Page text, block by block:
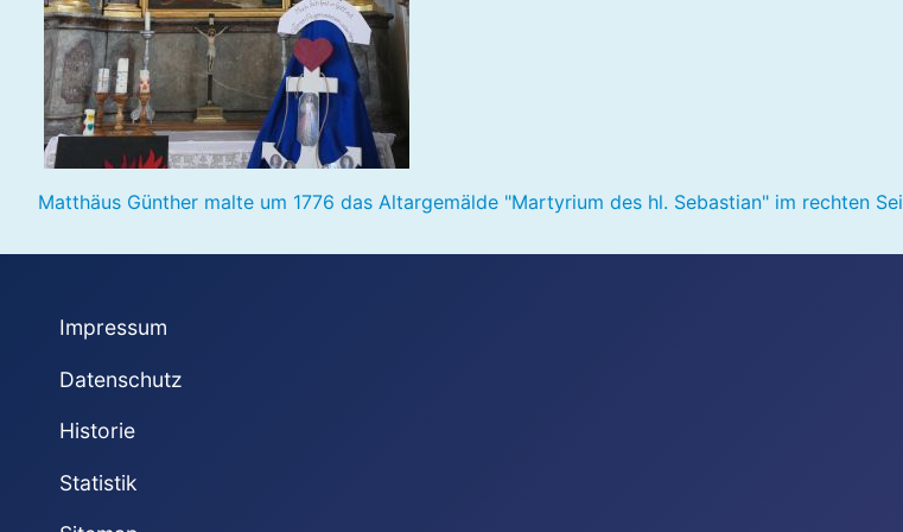
Matthäus Günther malte um 1776 das Altargemälde "Martyrium des hl. Sebastian" im rechten
Impressum
Datenschutz
Historie
Statistik